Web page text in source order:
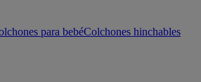
para bebéColchones hinchables